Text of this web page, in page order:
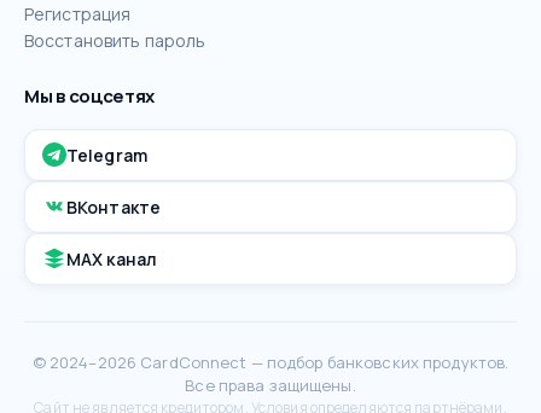
Регистрация
Восстановить пароль
Мы в соцсетях
Telegram
ВКонтакте
MAX канал
© 2024–2026 CardConnect — подбор банковских продуктов.
Все права защищены.
Сайт не является кредитором. Условия определяются партнёрами.